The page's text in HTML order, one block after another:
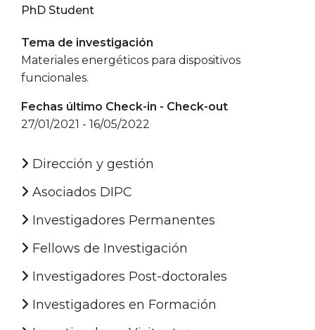
PhD Student
Tema de investigación
Materiales energéticos para dispositivos
funcionales.
Fechas último Check-in - Check-out
27/01/2021 - 16/05/2022
Dirección y gestión
Asociados DIPC
Investigadores Permanentes
Fellows de Investigación
Investigadores Post-doctorales
Investigadores en Formación